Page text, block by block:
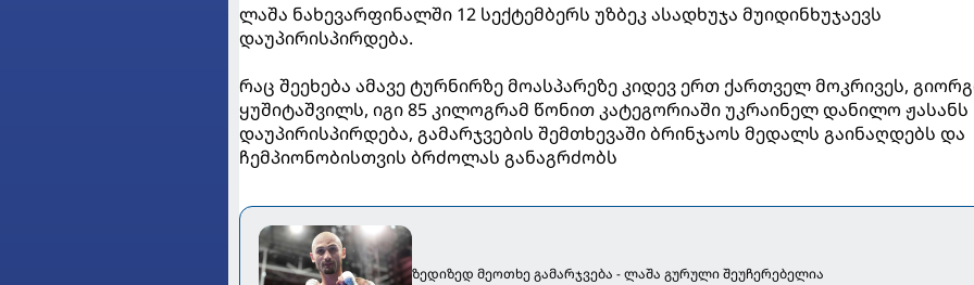
ლაშა ნახევარფინალში 12 სექტემბერს უზბეკ ასადხუჯა მუიდინხუჯაევს
დაუპირისპირდება.
რაც შეეხება ამავე ტურნირზე მოასპარეზე კიდევ ერთ ქართველ მოკრივეს,
ყუშიტაშვილს, იგი 85 კილოგრამ წონით კატეგორიაში უკრაინელ დანილო ჟასანს
დაუპირისპირდება, გამარჯვების შემთხევაში ბრინჯაოს მედალს გაინაღდებს და
ჩემპიონობისთვის ბრძოლას განაგრძობს
ზედიზედ მეოთხე გამარჯვება - ლაშა გურული შეუჩერებელია